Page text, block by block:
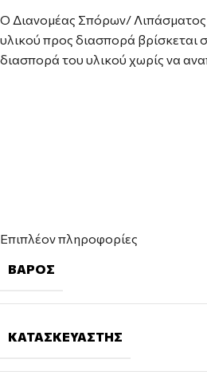
Ο Διανομέας Σπόρων/ Λιπάσματος
υλικού προς διασπορά βρίσκεται
διασπορά του υλικού χωρίς να
Επιπλέον πληροφορίες
ΒΆΡΟΣ
ΚΑΤΑΣΚΕΥΑΣΤΉΣ